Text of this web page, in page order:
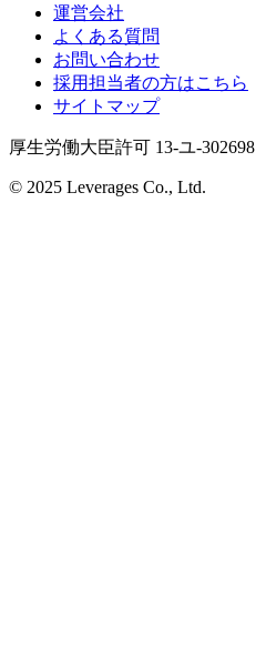
運営会社
よくある質問
お問い合わせ
採用担当者の方はこちら
サイトマップ
厚生労働大臣許可 13-ユ-302698
© 2025 Leverages Co., Ltd.